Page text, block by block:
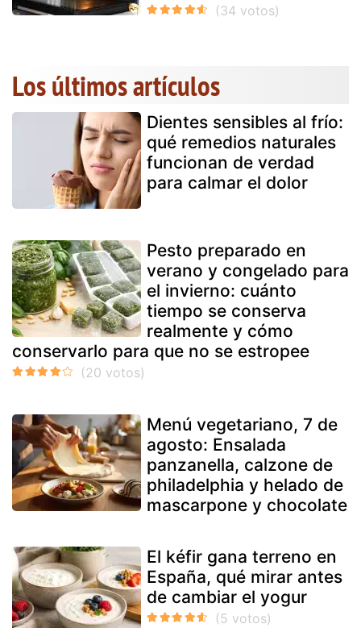
Los últimos artículos
Dientes sensibles al frío:
qué remedios naturales
funcionan de verdad
para calmar el dolor
Pesto preparado en
verano y congelado para
el invierno: cuánto
tiempo se conserva
realmente y cómo
conservarlo para que no se estropee
Menú vegetariano, 7 de
agosto: Ensalada
panzanella, calzone de
philadelphia y helado de
mascarpone y chocolate
El kéfir gana terreno en
España, qué mirar antes
de cambiar el yogur